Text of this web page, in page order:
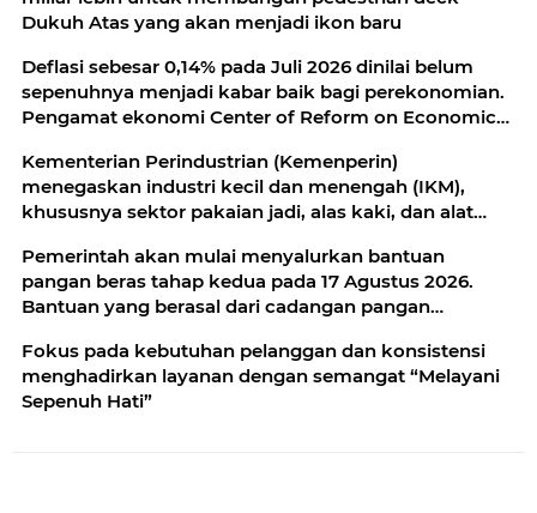
Dukuh Atas yang akan menjadi ikon baru
Deflasi sebesar 0,14% pada Juli 2026 dinilai belum
sepenuhnya menjadi kabar baik bagi perekonomian.
Pengamat ekonomi Center of Reform on Economics
Kementerian Perindustrian (Kemenperin)
menegaskan industri kecil dan menengah (IKM),
khususnya sektor pakaian jadi, alas kaki, dan alat
memperkuat perekonomian nasional
Pemerintah akan mulai menyalurkan bantuan
pangan beras tahap kedua pada 17 Agustus 2026.
Bantuan yang berasal dari cadangan pangan
33.244.408 penerima
Fokus pada kebutuhan pelanggan dan konsistensi
menghadirkan layanan dengan semangat “Melayani
Sepenuh Hati”